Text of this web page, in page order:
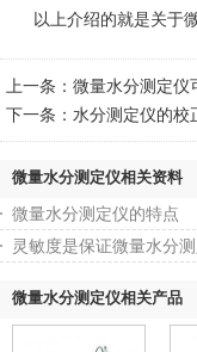
以上介绍的就是关于微
上一条： 微量水分测定仪
下一条： 水分测定仪的校
微量水分测定仪相关资料
微量水分测定仪的特点
灵敏度是保证微量水分测
微量水分测定仪相关产品